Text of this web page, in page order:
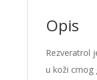
Opis
Rezveratrol
u koži crnog